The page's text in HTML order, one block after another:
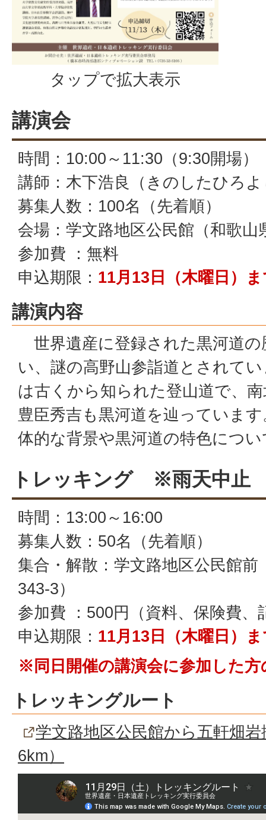
タップで拡大表示
講演会
時間：10:00～11:30（9:30開場）
講師：木下浩良（きのしたひろ
募集人数：100名（先着順）
会場：学文路地区公民館（和歌山
参加費 ：無料
申込期限： 11月13日（木曜日）
講演内容
世界遺産に登録された黒河道
い、謎の高野山参詣道とされて
は古くから知られた登山道で、
豊臣秀吉も黒河道を辿っていま
体的な背景や黒河道の特色につ
トレッキング ※雨天中止
時間：13:00～16:00
募集人数：50名（先着順）
集合・解散：学文路地区公民館前
343-3）
参加費 ：500円（資料、保険費、
申込期限： 11月13日（木曜日）
※同日開催の講演会に参加した
トレッキングルート
学文路地区公民館から五軒畑
6km）